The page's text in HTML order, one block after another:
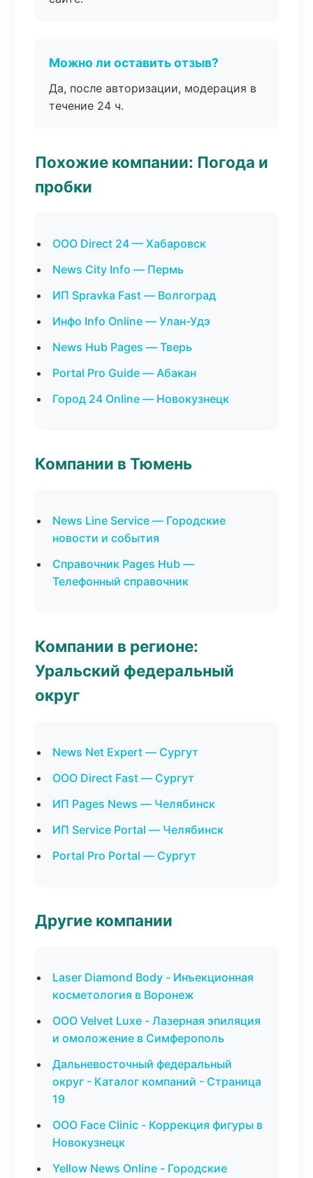
Можно ли оставить отзыв?
Да, после авторизации, модерация в
течение 24 ч.
Похожие компании: Погода и
пробки
ООО Direct 24 — Хабаровск
News City Info — Пермь
ИП Spravka Fast — Волгоград
Инфо Info Online — Улан-Удэ
News Hub Pages — Тверь
Portal Pro Guide — Абакан
Город 24 Online — Новокузнецк
Компании в Тюмень
News Line Service — Городские
новости и события
Справочник Pages Hub —
Телефонный справочник
Компании в регионе:
Уральский федеральный
округ
News Net Expert — Сургут
ООО Direct Fast — Сургут
ИП Pages News — Челябинск
ИП Service Portal — Челябинск
Portal Pro Portal — Сургут
Другие компании
Laser Diamond Body - Инъекционная
косметология в Воронеж
ООО Velvet Luxe - Лазерная эпиляция
и омоложение в Симферополь
Дальневосточный федеральный
округ - Каталог компаний - Страница
19
ООО Face Clinic - Коррекция фигуры в
Новокузнецк
Yellow News Online - Городские